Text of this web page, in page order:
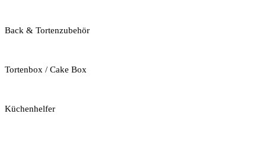
Back & Tortenzubehör
Tortenbox / Cake Box
Küchenhelfer